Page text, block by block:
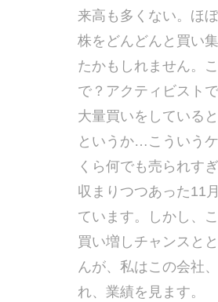
来高も多くない。ほ
株をどんどんと買い
たかもしれません。
で？アクティビスト
大量買いをしている
というか…こういう
くら何でも売られす
収まりつつあった11
ています。しかし、
買い増しチャンスと
んが、私はこの会社
れ、業績を見ます。